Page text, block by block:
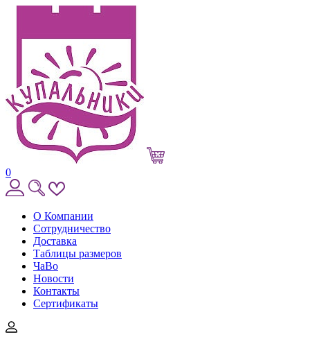
0
О Компании
Сотрудничество
Доставка
Таблицы размеров
ЧаВо
Новости
Контакты
Сертификаты